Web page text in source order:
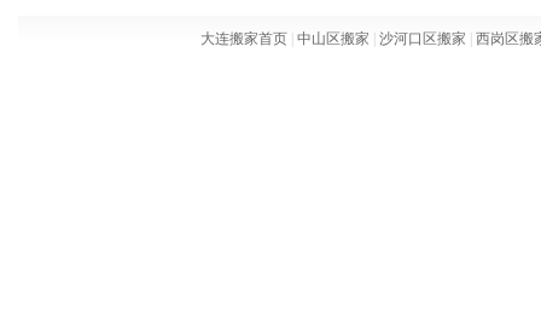
大连搬家首页| 中山区搬家 沙河口区搬家 西岗区搬